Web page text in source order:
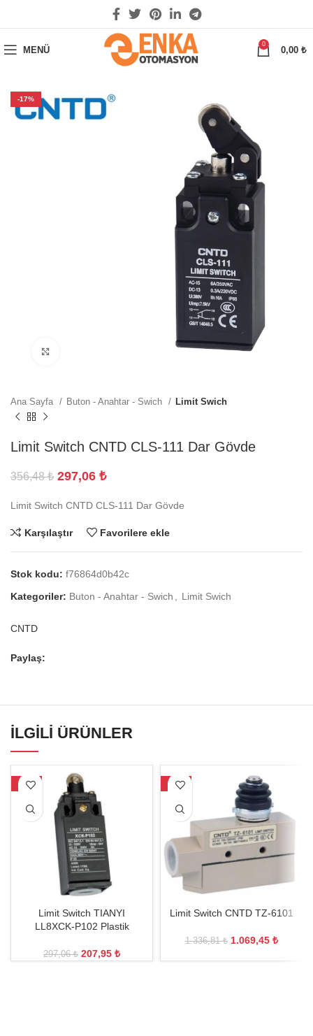
MENÜ
0
0,00 ₺
-17%
Ana Sayfa Buton - Anahtar - Swich Limit Swich
Limit Switch CNTD CLS-111 Dar Gövde
356,48₺ 297,06 ₺
Limit Switch CNTD CLS-111 Dar Gövde
Karşılaştır Favorilere ekle
Stok kodu: f76864d0b42c
Kategoriler: Buton - Anahtar - Swich Limit Swich
CNTD
Paylaş:
İLGILI ÜRÜNLER
-30%
Limit Switch TIANYI
LL8XCK-P102 Plastik
297,06₺ 207,95 ₺
-20%
Limit Switch CNTD TZ-6101
1.336,81₺ 1.069,45 ₺